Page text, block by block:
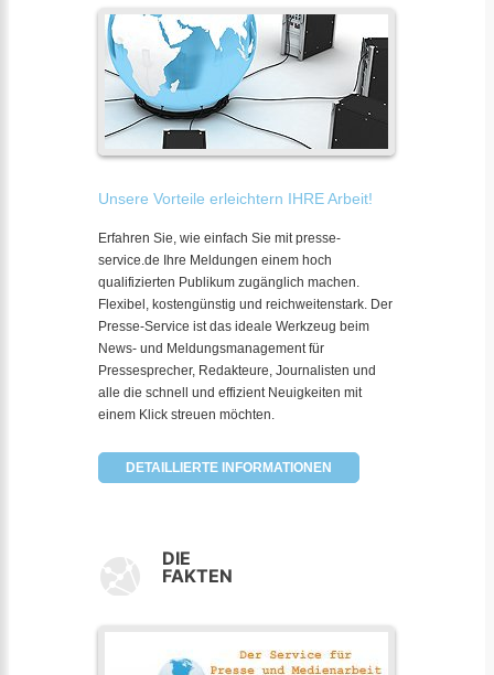
Unsere Vorteile erleichtern IHRE Arbeit!
Erfahren Sie, wie einfach Sie mit presse-
service.de Ihre Meldungen einem hoch
qualifizierten Publikum zugänglich machen.
Flexibel, kostengünstig und reichweitenstark. Der
Presse-Service ist das ideale Werkzeug beim
News- und Meldungsmanagement für
Pressesprecher, Redakteure, Journalisten und
alle die schnell und effizient Neuigkeiten mit
einem Klick streuen möchten.
DETAILLIERTE INFORMATIONEN
DIE
FAKTEN